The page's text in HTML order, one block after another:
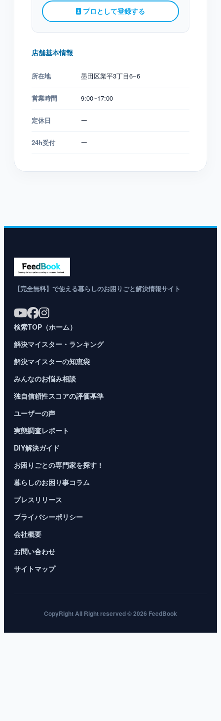
プロとして登録する
店舗基本情報
所在地 墨田区業平3丁目6−6
営業時間 9:00~17:00
定休日 ー
24h受付 ー
【完全無料】で使える暮らしのお困りごと解決情報サイト
検索TOP（ホーム）
解決マイスター・ランキング
解決マイスターの知恵袋
みんなのお悩み相談
独自信頼性スコアの評価基準
ユーザーの声
実態調査レポート
DIY解決ガイド
お困りごとの専門家を探す！
暮らしのお困り事コラム
プレスリリース
プライバシーポリシー
会社概要
お問い合わせ
サイトマップ
CopyRight All Right reserved © 2026 FeedBook